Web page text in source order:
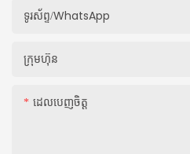
ទូរស័ព្ទ/whatsApp
ក្រុមហ៊ុន
ដេលបេញចិត្ដ